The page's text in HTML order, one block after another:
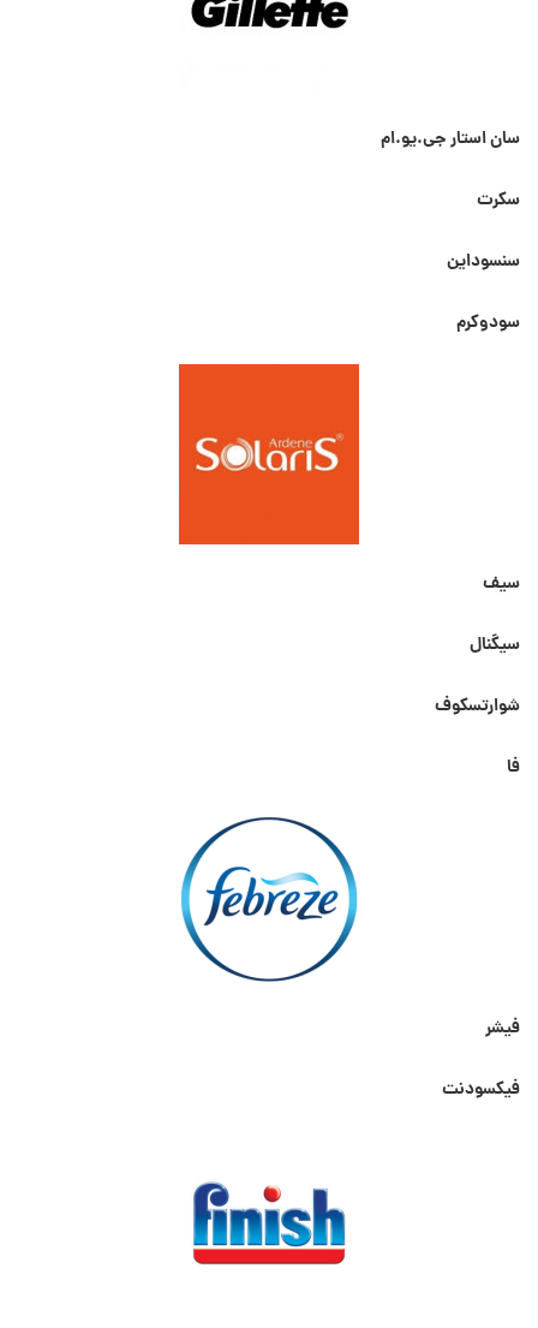
سان استار جی.یو.ام
سکرت
سنسوداین
سودوکرم
سیف
سیگنال
شوارتسکوف
فا
فیشر
فیکسودنت